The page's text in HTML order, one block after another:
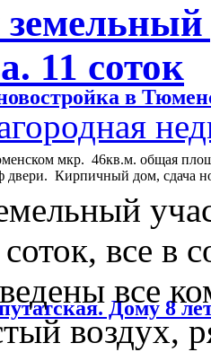
в
мкр. 46кв.м. общая
двери. Кирпичный дом, сдача
Дому 8
11 соток
все в
все
воздух,